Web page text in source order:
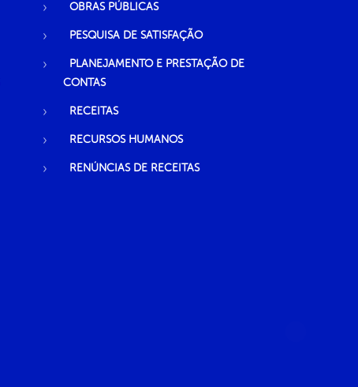
OBRAS PÚBLICAS
PESQUISA DE SATISFAÇÃO
PLANEJAMENTO E PRESTAÇÃO DE
CONTAS
RECEITAS
RECURSOS HUMANOS
RENÚNCIAS DE RECEITAS